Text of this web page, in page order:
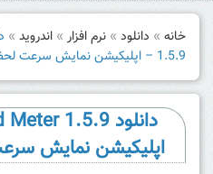
خانه » دانلود » نرم افزار » اندروید »
1.5.9 – اپلیکیشن نمایش سرعت لحظه ای اینترنت
اپلیکیشن نمایش